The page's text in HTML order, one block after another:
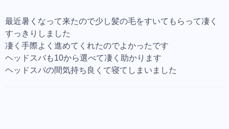
最近暑くなって来たので少し髪の毛をすいてもらって凄く
すっきりしました
凄く手際よく進めてくれたのでよかったです
ヘッドスバも10から選べて凄く助かります
ヘッドスパの間気持ち良くて寝てしまいました